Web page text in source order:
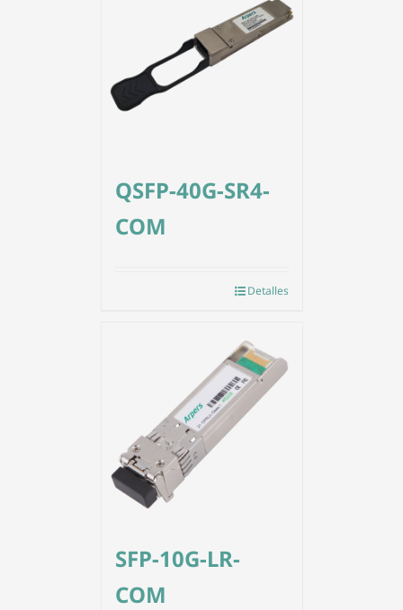
QSFP-40G-SR4-
COM
Detalles
SFP-10G-LR-
COM